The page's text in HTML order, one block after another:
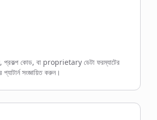
প্রকল্প কোড, বা proprietary ডেটা ফরম্যাটের
সংজ্ঞায়িত করুন।